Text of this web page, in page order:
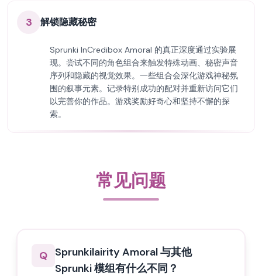
3 解锁隐藏秘密
Sprunki InCredibox Amoral 的真正深度通过实验展
现。尝试不同的角色组合来触发特殊动画、秘密声音
序列和隐藏的视觉效果。一些组合会深化游戏神秘氛
围的叙事元素。记录特别成功的配对并重新访问它们
以完善你的作品。游戏奖励好奇心和坚持不懈的探
索。
常见问题
Q Sprunkilairity Amoral 与其他
Sprunki 模组有什么不同？